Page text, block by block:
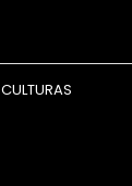
CULTURAS